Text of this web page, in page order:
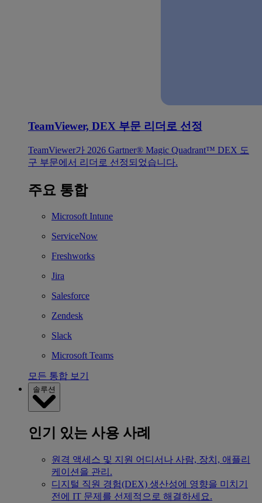
TeamViewer, DEX 부문 리더로 선정
TeamViewer가 2026 Gartner® Magic Quadrant™ DEX 도
구 부문에서 리더로 선정되었습니다.
주요 통합
Microsoft Intune
ServiceNow
Freshworks
Jira
Salesforce
Zendesk
Slack
Microsoft Teams
모든 통합 보기
솔루션
인기 있는 사용 사례
원격 액세스 및 지원 어디서나 사람, 장치, 애플리
케이션을 관리.
디지털 직원 경험(DEX) 생산성에 영향을 미치기
전에 IT 문제를 선제적으로 해결하세요.